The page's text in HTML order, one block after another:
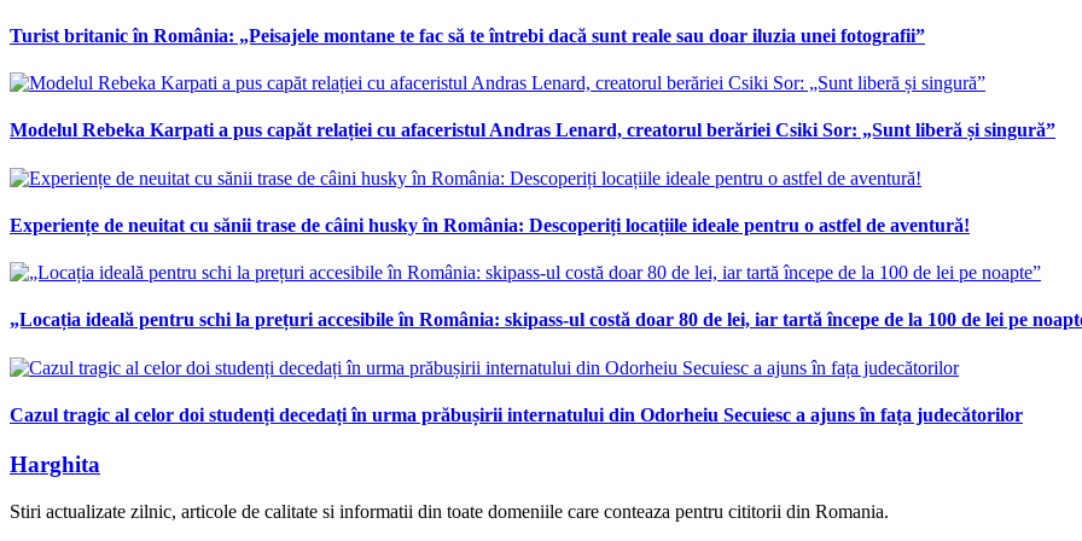
Turist britanic în România: „Peisajele montane te fac să te întrebi dacă sunt reale sau doar iluzia unei fotografii”
Modelul Rebeka Karpati a pus capăt relației cu afaceristul Andras Lenard, creatorul berăriei Csiki Sor: „Sunt liberă și singură”
Experiențe de neuitat cu sănii trase de câini husky în România: Descoperiți locațiile ideale pentru o astfel de aventură!
„Locația ideală pentru schi la prețuri accesibile în România: skipass-ul costă doar 80 de lei, iar tartă începe de la 100 de lei pe
Cazul tragic al celor doi studenți decedați în urma prăbușirii internatului din Odorheiu Secuiesc a ajuns în fața judecătorilor
Harghita
Stiri actualizate zilnic, articole de calitate si informatii din toate domeniile care conteaza pentru cititorii din Romania.